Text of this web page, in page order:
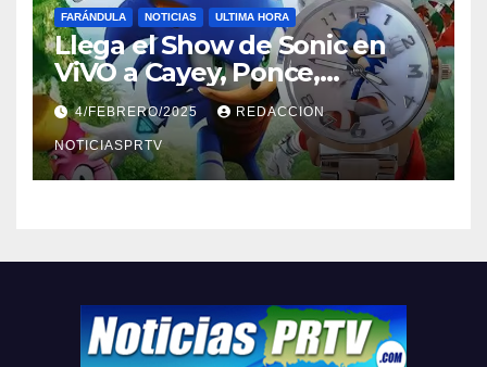
FARÁNDULA NOTICIAS ULTIMA HORA
Llega el Show de Sonic en
ViVO a Cayey, Ponce,
Barceloneta y Humacao,
Relojes gratis para el que
compre ahora….
4/FEBRERO/2025 REDACCION
NOTICIASPRTV